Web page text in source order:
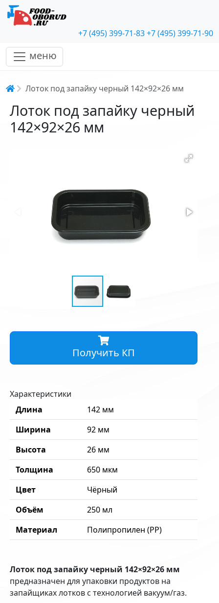
+7 (495) 399-71-83+7 (495) 399-71-90
меню
Строка навигации
Лоток под запайку черный 142×92×26 мм
Лоток под запайку черный
142×92×26 мм
Получить КП
Характеристики
Длина
142 мм
Ширина
92 мм
Высота
26 мм
Толщина
650 мкм
Цвет
Чёрный
Объём
250 мл
Материал
Полипропилен (PP)
Лоток под запайку черный 142×92×26 мм
предназначен для упаковки продуктов на
запайщиках лотков с технологией вакуум/газ.